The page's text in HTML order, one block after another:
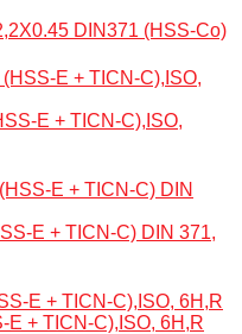
DIN371 (HSS-Co)
E + TICN-C),ISO,
Е + TICN-С) DIN 371,
E + TICN-C),ISO, 6H,R